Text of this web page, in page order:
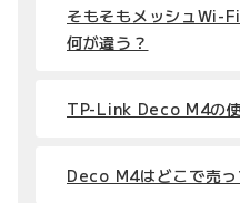
そもそもメッシュWi-
何が違う？
TP-Link Deco M4の
Deco M4はどこで売っ